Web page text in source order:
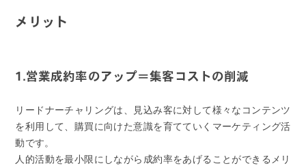
メリット
1.営業成約率のアップ＝集客コストの削減
リードナーチャリングは、見込み客に対して様々なコンテンツ
を利用して、購買に向けた意識を育てていくマーケティング活
動です。
人的活動を最小限にしながら成約率をあげることができるメリ